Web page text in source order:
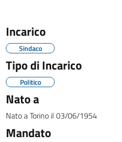
Incarico
Sindaco
Tipo di Incarico
Politico
Nato a
Nato aTorino il 03/06/1954
Mandato